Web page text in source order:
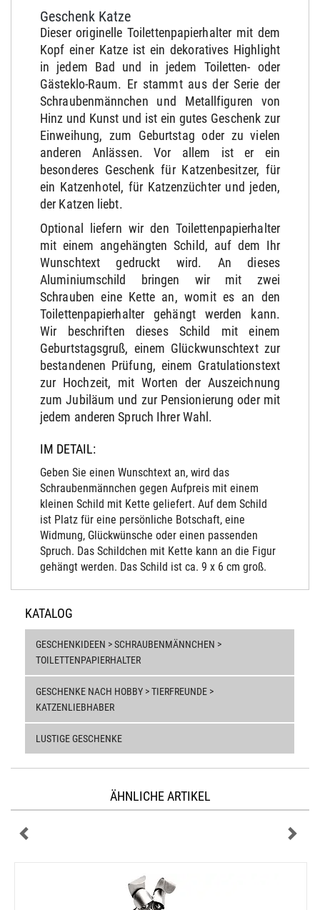
Geschenk Katze
Dieser originelle Toilettenpapierhalter mit dem
Kopf einer Katze ist ein dekoratives Highlight
in jedem Bad und in jedem Toiletten- oder
Gästeklo-Raum. Er stammt aus der Serie der
Schraubenmännchen und Metallfiguren von
Hinz und Kunst und ist ein gutes Geschenk zur
Einweihung, zum Geburtstag oder zu vielen
anderen Anlässen. Vor allem ist er ein
besonderes Geschenk für Katzenbesitzer, für
ein Katzenhotel, für Katzenzüchter und jeden,
der Katzen liebt.
Optional liefern wir den Toilettenpapierhalter
mit einem angehängten Schild, auf dem Ihr
Wunschtext gedruckt wird. An dieses
Aluminiumschild bringen wir mit zwei
Schrauben eine Kette an, womit es an den
Toilettenpapierhalter gehängt werden kann.
Wir beschriften dieses Schild mit einem
Geburtstagsgruß, einem Glückwunschtext zur
bestandenen Prüfung, einem Gratulationstext
zur Hochzeit, mit Worten der Auszeichnung
zum Jubiläum und zur Pensionierung oder mit
jedem anderen Spruch Ihrer Wahl.
IM DETAIL:
Geben Sie einen Wunschtext an, wird das
Schraubenmännchen gegen Aufpreis mit einem
kleinen Schild mit Kette geliefert. Auf dem Schild
ist Platz für eine persönliche Botschaft, eine
Widmung, Glückwünsche oder einen passenden
Spruch. Das Schildchen mit Kette kann an die Figur
gehängt werden. Das Schild ist ca. 9 x 6 cm groß.
KATALOG
GESCHENKIDEEN > SCHRAUBENMÄNNCHEN >
TOILETTENPAPIERHALTER
GESCHENKE NACH HOBBY > TIERFREUNDE >
KATZENLIEBHABER
LUSTIGE GESCHENKE
ÄHNLICHE ARTIKEL